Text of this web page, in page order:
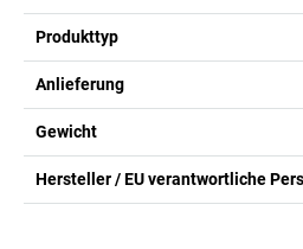
Produkttyp
Anlieferung
Gewicht
Hersteller / EU verantwortliche